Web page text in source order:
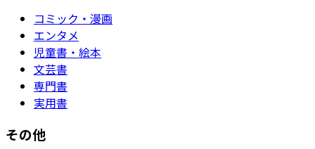
コミック・漫画
エンタメ
児童書・絵本
文芸書
専門書
実用書
その他